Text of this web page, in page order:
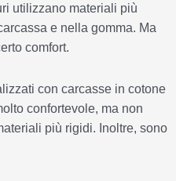
utilizzano materiali più
e nella gomma. Ma
comfort.
con carcasse in cotone
confortevole, ma non
più rigidi. Inoltre, sono